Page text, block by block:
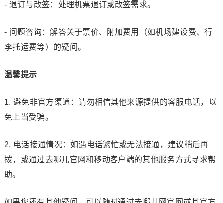
- 退订与改签：处理机票退订或改签需求。
- 问题咨询：解答关于票价、附加费用（如机场建设费、行
李托运费等）的疑问。
温馨提示
1. 避免非官方渠道：请勿相信其他来源提供的客服电话，以
免上当受骗。
2. 电话接通情况：如遇电话繁忙或无法接通，建议稍后再
拨，或通过去哪儿官网和移动客户端的其他服务方式寻求帮
助。